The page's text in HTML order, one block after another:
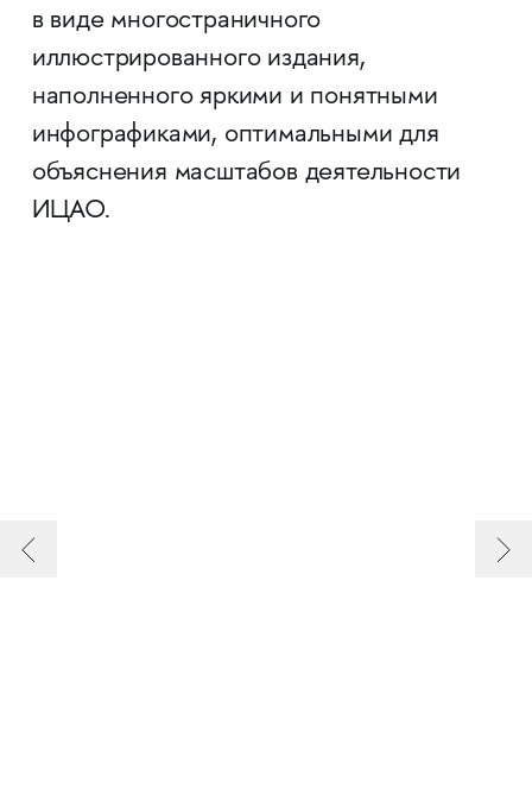
в виде многостраничного
иллюстрированного издания,
наполненного яркими и понятными
инфографиками, оптимальными для
объяснения масштабов деятельности
ИЦАО.